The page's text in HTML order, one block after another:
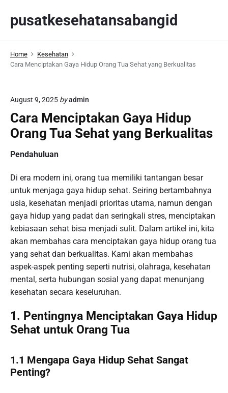
p
pusatkesehatansabangid
Home
Kesehatan
Cara Menciptakan Gaya Hidup Orang Tua Sehat yang Berkualitas
August 9, 2025 byadmin
Cara Menciptakan Gaya Hidup
Orang Tua Sehat yang Berkualitas
Pendahuluan
Di era modern ini, orang tua memiliki tantangan besar
untuk menjaga gaya hidup sehat. Seiring bertambahnya
usia, kesehatan menjadi prioritas utama, namun dengan
gaya hidup yang padat dan seringkali stres, menciptakan
kebiasaan sehat bisa menjadi sulit. Dalam artikel ini, kita
akan membahas cara menciptakan gaya hidup orang tua
yang sehat dan berkualitas. Kami akan membahas
aspek-aspek penting seperti nutrisi, olahraga, kesehatan
mental, serta hubungan sosial yang dapat menunjang
kesehatan secara keseluruhan.
1. Pentingnya Menciptakan Gaya Hidup
Sehat untuk Orang Tua
1.1 Mengapa Gaya Hidup Sehat Sangat
Penting?